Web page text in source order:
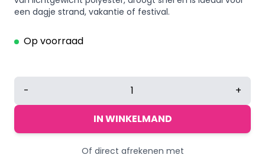
een dagje strand, vakantie of festival.
Op voorraad
Badeendjes
150
- +
IN WINKELMAND
Of direct afrekenen met